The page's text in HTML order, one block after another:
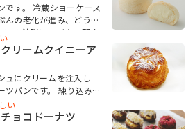
トサイト
お問い合わせ
ョーケース
んの老化が進み、どうし
込み油脂に、バター配合
ソフト化機能のある
することで、ソフトでし
せることができます。
リームクイニーア
ュにクリームを注入し
ツパンです。 練り込み油
クラージュ」を併用す
どけの良い食感になり
い
ョコドーナツ